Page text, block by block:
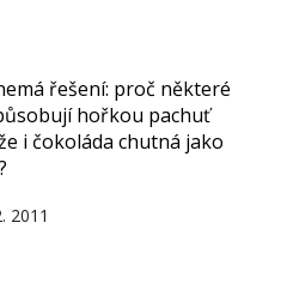
řešení: proč některé
hořkou pachuť
i čokoláda chutná jako
2011